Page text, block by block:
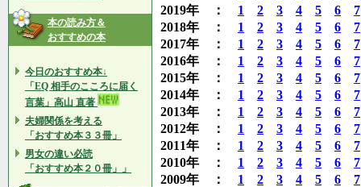
本の読み方＆
おすすめの本
今日のおすすめ本↓
「EQ 相手のこころに届く
言葉」高山 直著
夫婦関係を考える
「おすすめ本３３冊」
男女の違い必読
「おすすめ本２０冊」」
2019年 ： 1 2 3 4 5 6
7
2018年 ： 1 2 3 4 5 6
7
2017年 ： 1 2 3 4 5 6
7
2016年 ： 1 2 3 4 5 6
7
2015年 ： 1 2 3 4 5 6
7
2014年 ： 1 2 3 4 5 6
7
2013年 ： 1 2 3 4 5 6
7
2012年 ： 1 2 3 4 5 6
7
2011年 ： 1 2 3 4 5 6
7
2010年 ： 1 2 3 4 5 6
7
2009年 ： 1 2 3 4 5 6
7